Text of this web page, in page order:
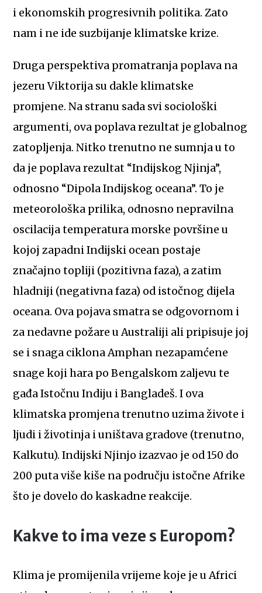
i ekonomskih progresivnih politika. Zato
nam i ne ide suzbijanje klimatske krize.
Druga perspektiva promatranja poplava na
jezeru Viktorija su dakle klimatske
promjene. Na stranu sada svi sociološki
argumenti, ova poplava rezultat je globalnog
zatopljenja. Nitko trenutno ne sumnja u to
da je poplava rezultat “Indijskog Njinja”,
odnosno “Dipola Indijskog oceana”. To je
meteorološka prilika, odnosno nepravilna
oscilacija temperatura morske površine u
kojoj zapadni Indijski ocean postaje
značajno topliji (pozitivna faza), a zatim
hladniji (negativna faza) od istočnog dijela
oceana. Ova pojava smatra se odgovornom i
za nedavne požare u Australiji ali pripisuje joj
se i snaga ciklona Amphan nezapamćene
snage koji hara po Bengalskom zaljevu te
gađa Istočnu Indiju i Bangladeš. I ova
klimatska promjena trenutno uzima živote i
ljudi i životinja i uništava gradove (trenutno,
Kalkutu). Indijski Njinjo izazvao je od 150 do
200 puta više kiše na području istočne Afrike
što je dovelo do kaskadne reakcije.
Kakve to ima veze s Europom?
Klima je promijenila vrijeme koje je u Africi